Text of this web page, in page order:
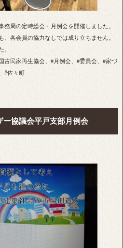
局の定時総会・月例会を開催しました。
各会員の協力なしでは成り立ちません。
。
古民家再生協会、#月例会、#委員会、#家づ
#佐々町
ー協議会平戸支部月例会